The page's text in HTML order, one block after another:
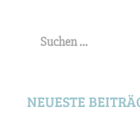
nach:
NEUESTE